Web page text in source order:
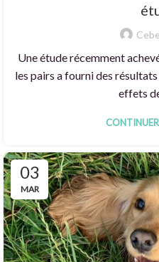
Une étude récemment
les pairs a fourni des
effets
03
MAR